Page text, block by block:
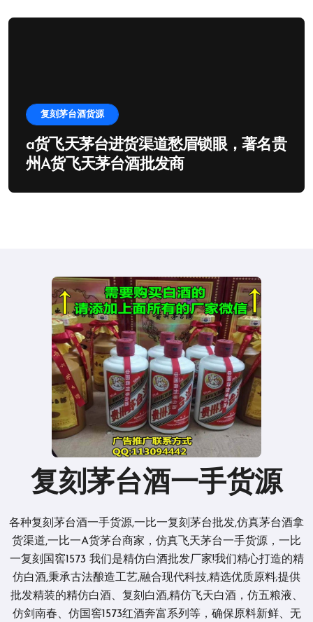
复刻茅台酒货源
a货飞天茅台进货渠道愁眉锁眼，著名贵
州A货飞天茅台酒批发商
复刻茅台酒一手货源
各种复刻茅台酒一手货源,一比一复刻茅台批发,仿真茅台酒拿
货渠道,一比一A货茅台商家，仿真飞天茅台一手货源，一比
一复刻国窖1573 我们是精仿白酒批发厂家!我们精心打造的精
仿白酒,秉承古法酿造工艺,融合现代科技,精选优质原料;提供
批发精装的精仿白酒、复刻白酒,精仿飞天白酒，仿五粮液、
仿剑南春、仿国窖1573红酒奔富系列等，确保原料新鲜、无